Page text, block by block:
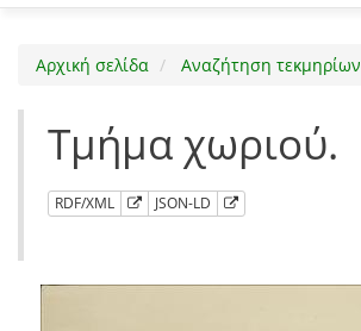
Αρχική σελίδα Αναζήτηση τεκμηρίων
Τμήμα χωριού.
RDF/XML JSON-LD